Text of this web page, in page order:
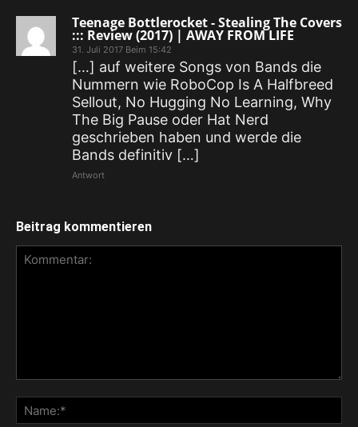
Teenage Bottlerocket - Stealing The Covers
::: Review (2017) | AWAY FROM LIFE
31. Juli 2017 Beim 15:42
[…] auf weitere Songs von Bands die
Nummern wie RoboCop Is A Halfbreed
Sellout, No Hugging No Learning, Why
The Big Pause oder Hat Nerd
geschrieben haben und werde die
Bands definitiv […]
Antwort
Beitrag kommentieren